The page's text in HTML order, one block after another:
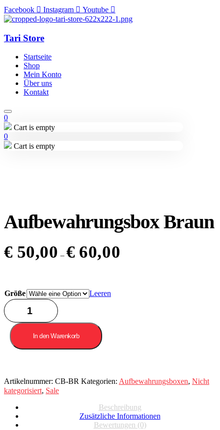
Facebook Instagram Youtube
Tari Store
Startseite
Shop
Mein Konto
Über uns
Kontakt
0
Cart is empty
0
Cart is empty
Aufbewahrungsbox Braun
€ 50,00 – € 60,00
Größe
Leeren
Aufbewahrungsbox
Braun
Menge
In den Warenkorb
Artikelnummer: CB-BR Kategorien: Aufbewahrungsboxen, Nicht
kategorisiert, Sale
Beschreibung
Zusätzliche Informationen
Bewertungen (0)